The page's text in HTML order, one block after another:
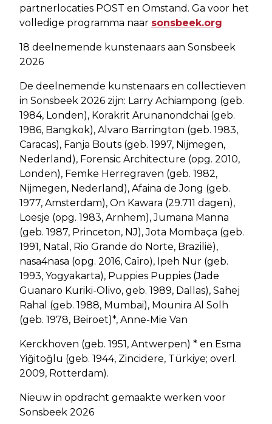
partnerlocaties POST en Omstand. Ga voor het
volledige programma naar sonsbeek.org
18 deelnemende kunstenaars aan Sonsbeek
2026
De deelnemende kunstenaars en collectieven
in Sonsbeek 2026 zijn: Larry Achiampong (geb.
1984, Londen), Korakrit Arunanondchai (geb.
1986, Bangkok), Alvaro Barrington (geb. 1983,
Caracas), Fanja Bouts (geb. 1997, Nijmegen,
Nederland), Forensic Architecture (opg. 2010,
Londen), Femke Herregraven (geb. 1982,
Nijmegen, Nederland), Afaina de Jong (geb.
1977, Amsterdam), On Kawara (29.711 dagen),
Loesje (opg. 1983, Arnhem), Jumana Manna
(geb. 1987, Princeton, NJ), Jota Mombaça (geb.
1991, Natal, Rio Grande do Norte, Brazilië),
nasa4nasa (opg. 2016, Caïro), Ipeh Nur (geb.
1993, Yogyakarta), Puppies Puppies (Jade
Guanaro Kuriki-Olivo, geb. 1989, Dallas), Sahej
Rahal (geb. 1988, Mumbai), Mounira Al Solh
(geb. 1978, Beiroet)*, Anne-Mie Van
Kerckhoven (geb. 1951, Antwerpen) * en Esma
Yiğitoğlu (geb. 1944, Zincidere, Türkiye; overl.
2009, Rotterdam).
Nieuw in opdracht gemaakte werken voor
Sonsbeek 2026